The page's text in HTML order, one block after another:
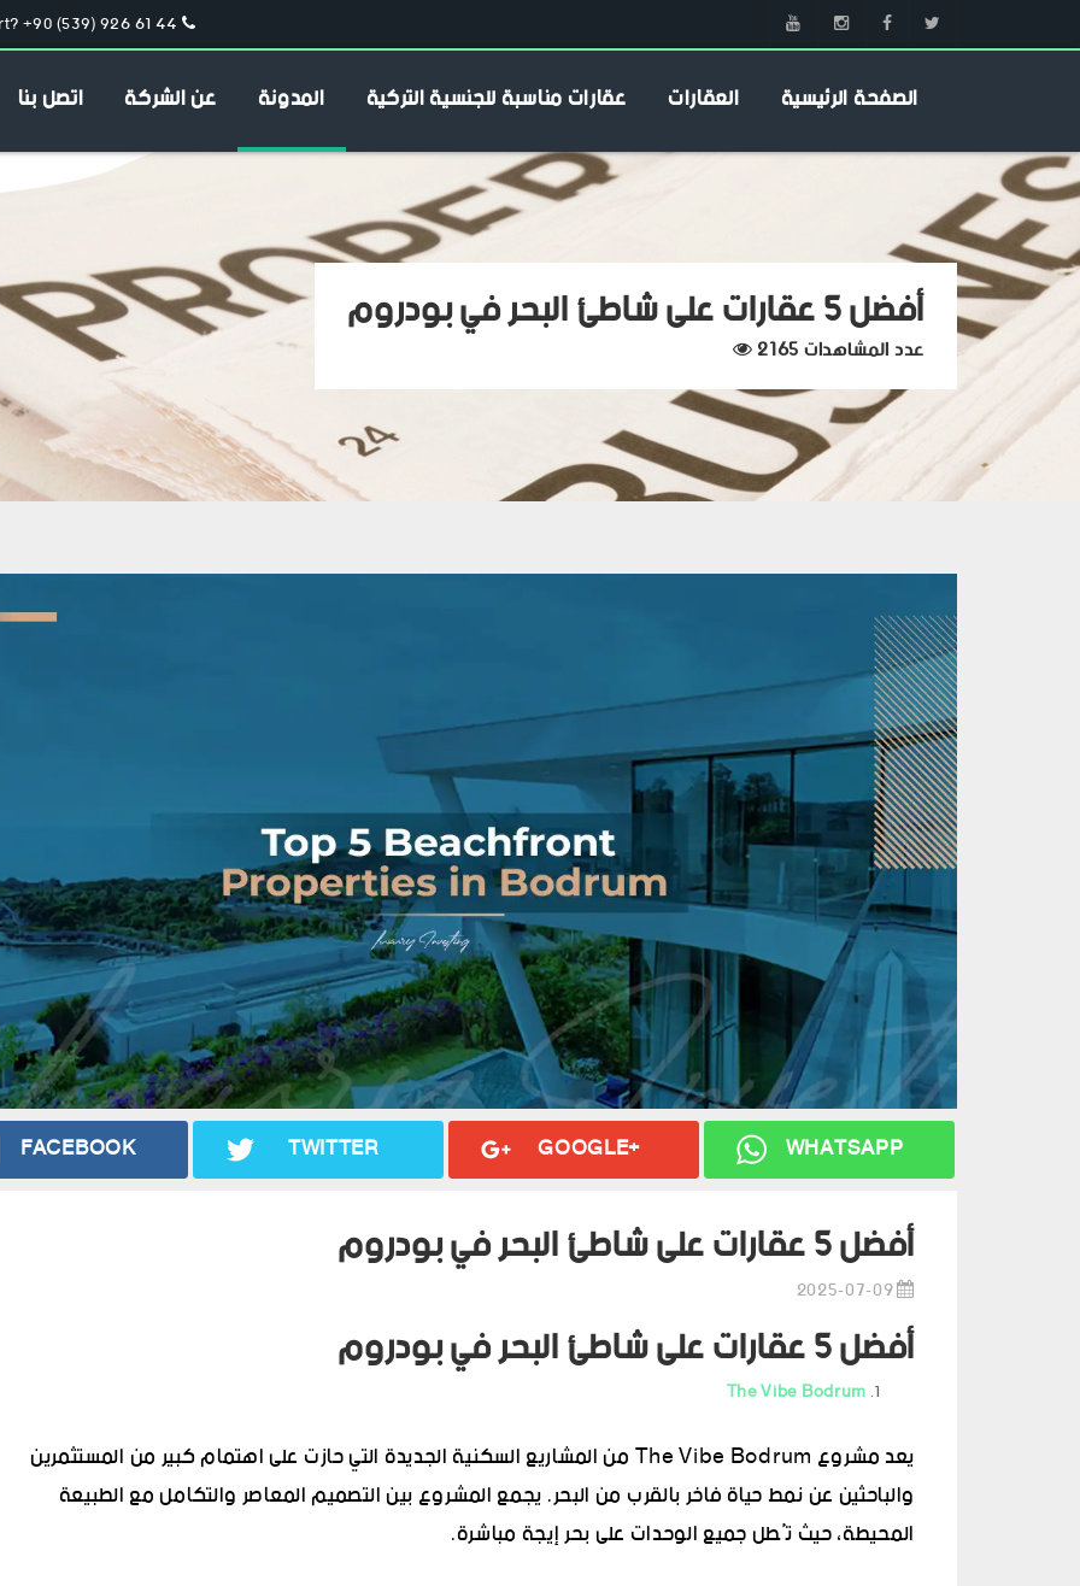
+90 (539) 926 61 44
الصفحة الرئيسية العقارات عقارات مناسبة للجنسية التركية المدونة عن الشركة اتصل بنا
أفضل 5 عقارات على شاطئ البحر في بودروم
عدد المشاهدات 2165
FACEBOOK TWITTER GOOGLE+ WHATSAPP
أفضل 5 عقارات على شاطئ البحر في بودروم
2025-07-09
أفضل 5 عقارات على شاطئ البحر في بودروم
The Vibe Bodrum
يعد مشروع The Vibe Bodrum من المشاريع السكنية الجديدة التي حازت على اهتمام كبير من المستثمرين
والباحثين عن نمط حياة فاخر بالقرب من البحر. يجمع المشروع بين التصميم المعاصر والتكامل مع الطبيعة
المحيطة، حيث تُطل جميع الوحدات على بحر إيجة مباشرة.
كيف تشتري عقارًا الاستثمار العقاري في اسطنبول دليل
كامل
إحصائيات مبيعات المنازل في تركيا لشهر
أبريل 2025
قوانين التأجير وحقوق المستأجر في تركيا
2025